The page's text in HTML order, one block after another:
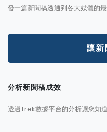
發一篇新聞稿透通到各大媒體的
讓新
分析新聞稿成效
透過Trek數據平台的分析讓您知